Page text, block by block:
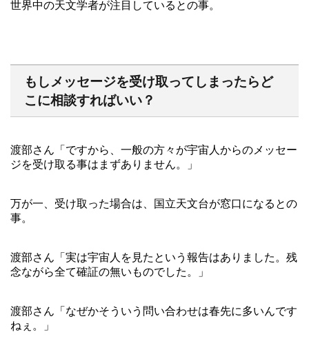
世界中の天文学者が注目しているとの事。
もしメッセージを受け取ってしまったらど
こに相談すればいい？
渡部さん「ですから、一般の方々が宇宙人からのメッセー
ジを受け取る事はまずありません。」
万が一、受け取った場合は、国立天文台が窓口になるとの
事。
渡部さん「実は宇宙人を見たという報告はありました。残
念ながら全て確証の無いものでした。」
渡部さん「なぜかそういう問い合わせは春先に多いんです
ねぇ。」